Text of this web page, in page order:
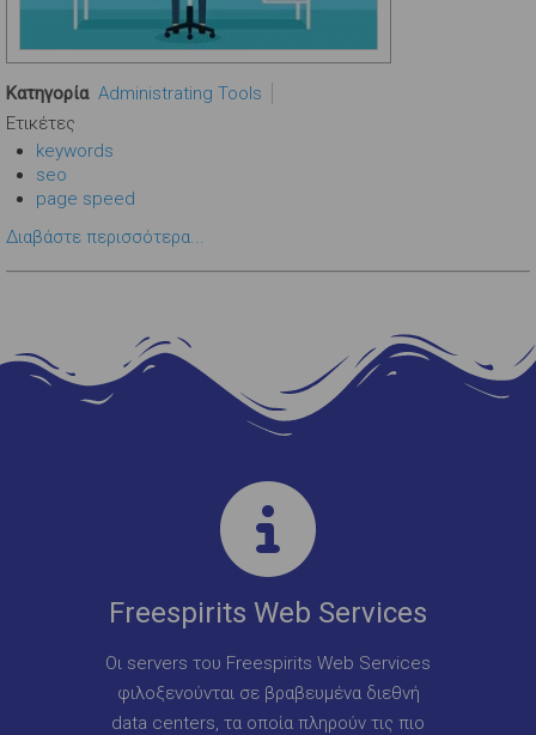
Κατηγορία Administrating Tools
Ετικέτες
keywords
seo
page speed
Διαβάστε περισσότερα...
Freespirits Web Services
Οι servers του Freespirits Web Services
φιλοξενούνται σε βραβευμένα διεθνή
data centers, τα οποία πληρούν τις πιο